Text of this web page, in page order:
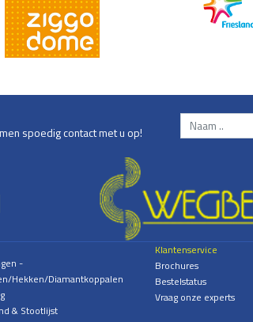
spoedig contact met u op!
-
Hekken/Diamantkoppalen
& Stootlijst
Klantenservice
Brochures
Bestelstatus
Vraag onze experts